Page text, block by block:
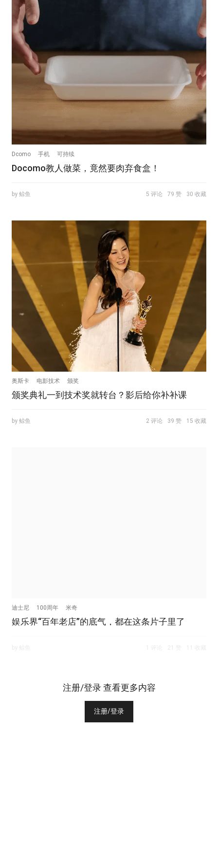
Dcomo 手机 可持续
Docomo教人做菜，竟然要肉弃食盒！
by 鲸鱼 5 评论 79 赞 30 收藏
奥斯卡 电影技术 颁奖
颁奖典礼一到技术奖就转台？影后给你补补课
by 鲸鱼 2 评论 39 赞 15 收藏
迪士尼 100周年 米奇
娱乐界“百年老店”的底气，都在这条片子里了
注册/登录 查看更多内容
注册/登录